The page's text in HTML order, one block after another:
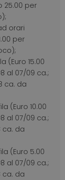
25.00 per
orari
per
(Euro 15.00
al 07/09 ca.;
ca. da
(Euro 10.00
al 07/09 ca.;
ca. da
(Euro 5.00
al 07/09 ca.;
ca. da